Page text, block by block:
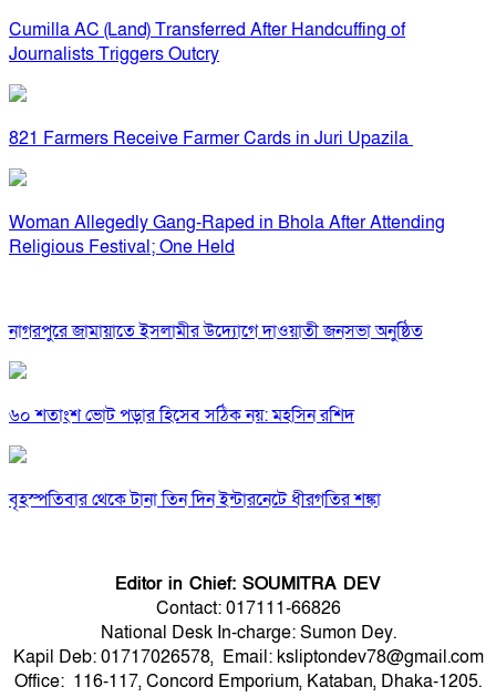
Cumilla AC (Land) Transferred After Handcuffing of
Journalists Triggers Outcry
821 Farmers Receive Farmer Cards in Juri Upazila
Woman Allegedly Gang-Raped in Bhola After Attending
Religious Festival; One Held
নাগরপুরে জামায়াতে ইসলামীর উদ্যোগে দাওয়াতী জনসভা অনুষ্ঠিত
৬০ শতাংশ ভোট পড়ার হিসেব সঠিক নয়: মহসিন রশিদ
বৃহস্পতিবার থেকে টানা তিন দিন ইন্টারনেটে ধীরগতির শঙ্কা
Editor in Chief: SOUMITRA DEV
Contact: 017111-66826
National Desk In-charge: Sumon Dey.
Kapil Deb: 01717026578, Email: ksliptondev78@gmail.com
Office: 116-117, Concord Emporium, Kataban, Dhaka-1205.